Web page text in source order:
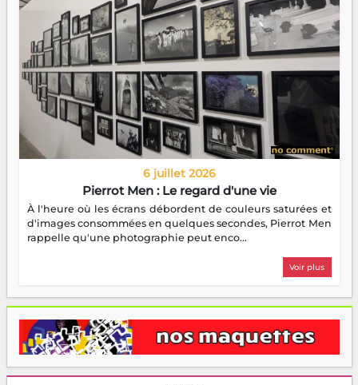
6 juillet 2026
Pierrot Men : Le regard d'une vie
À l'heure où les écrans débordent de couleurs saturées et
d'images consommées en quelques secondes, Pierrot Men
rappelle qu'une photographie peut enco...
Voir plus